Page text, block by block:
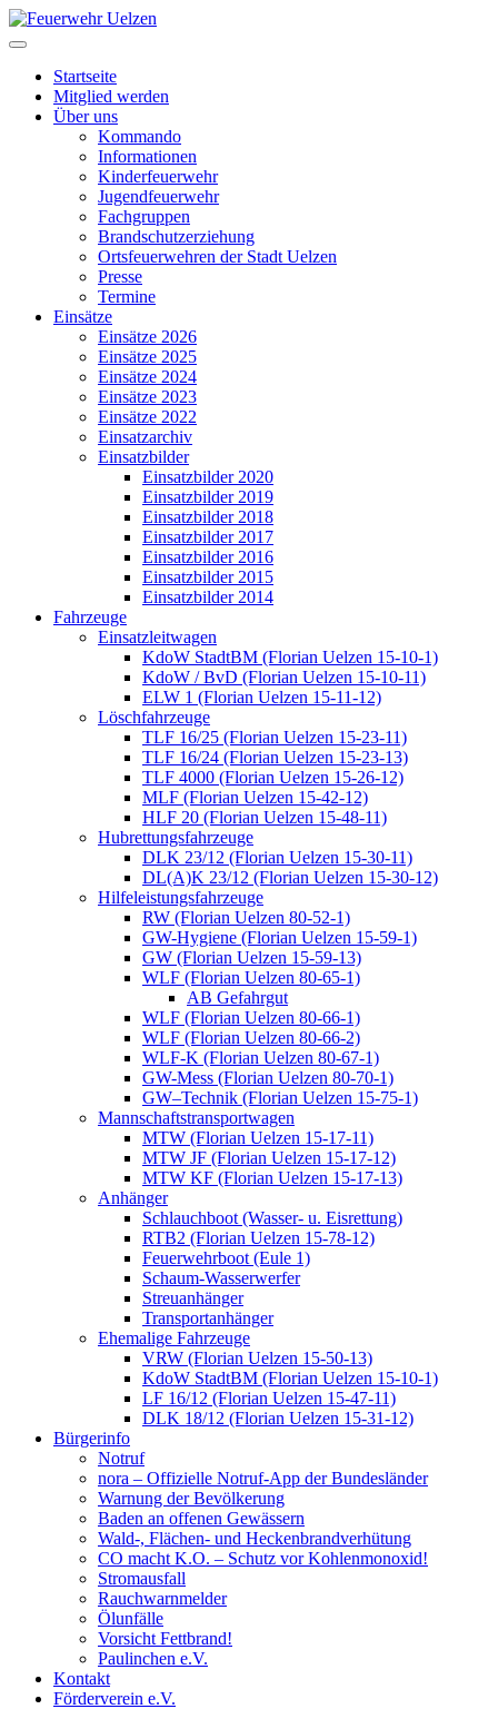
Startseite
Mitglied werden
Über uns
Kommando
Informationen
Kinderfeuerwehr
Jugendfeuerwehr
Fachgruppen
Brandschutzerziehung
Ortsfeuerwehren der Stadt Uelzen
Presse
Termine
Einsätze
Einsätze 2026
Einsätze 2025
Einsätze 2024
Einsätze 2023
Einsätze 2022
Einsatzarchiv
Einsatzbilder
Einsatzbilder 2020
Einsatzbilder 2019
Einsatzbilder 2018
Einsatzbilder 2017
Einsatzbilder 2016
Einsatzbilder 2015
Einsatzbilder 2014
Fahrzeuge
Einsatzleitwagen
KdoW StadtBM (Florian Uelzen 15-10-1)
KdoW / BvD (Florian Uelzen 15-10-11)
ELW 1 (Florian Uelzen 15-11-12)
Löschfahrzeuge
TLF 16/25 (Florian Uelzen 15-23-11)
TLF 16/24 (Florian Uelzen 15-23-13)
TLF 4000 (Florian Uelzen 15-26-12)
MLF (Florian Uelzen 15-42-12)
HLF 20 (Florian Uelzen 15-48-11)
Hubrettungsfahrzeuge
DLK 23/12 (Florian Uelzen 15-30-11)
DL(A)K 23/12 (Florian Uelzen 15-30-12)
Hilfeleistungsfahrzeuge
RW (Florian Uelzen 80-52-1)
GW-Hygiene (Florian Uelzen 15-59-1)
GW (Florian Uelzen 15-59-13)
WLF (Florian Uelzen 80-65-1)
AB Gefahrgut
WLF (Florian Uelzen 80-66-1)
WLF (Florian Uelzen 80-66-2)
WLF-K (Florian Uelzen 80-67-1)
GW-Mess (Florian Uelzen 80-70-1)
GW–Technik (Florian Uelzen 15-75-1)
Mannschaftstransportwagen
MTW (Florian Uelzen 15-17-11)
MTW JF (Florian Uelzen 15-17-12)
MTW KF (Florian Uelzen 15-17-13)
Anhänger
Schlauchboot (Wasser- u. Eisrettung)
RTB2 (Florian Uelzen 15-78-12)
Feuerwehrboot (Eule 1)
Schaum-Wasserwerfer
Streuanhänger
Transportanhänger
Ehemalige Fahrzeuge
VRW (Florian Uelzen 15-50-13)
KdoW StadtBM (Florian Uelzen 15-10-1)
LF 16/12 (Florian Uelzen 15-47-11)
DLK 18/12 (Florian Uelzen 15-31-12)
Bürgerinfo
Notruf
nora – Offizielle Notruf-App der Bundesländer
Warnung der Bevölkerung
Baden an offenen Gewässern
Wald-, Flächen- und Heckenbrandverhütung
CO macht K.O. – Schutz vor Kohlenmonoxid!
Stromausfall
Rauchwarnmelder
Ölunfälle
Vorsicht Fettbrand!
Paulinchen e.V.
Kontakt
Förderverein e.V.